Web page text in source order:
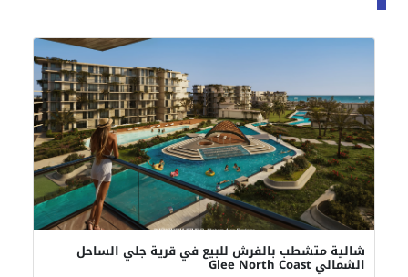
شالية متشطب بالفرش للبيع في قرية جلي الساحل
الشمالي Glee North Coast